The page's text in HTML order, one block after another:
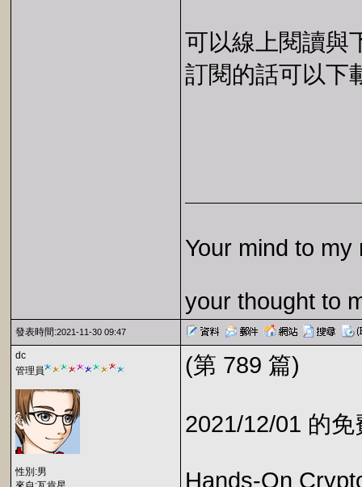
可以線上閱讀與
訂閱的話可以下
Your mind to my
your thought to
發表時間:2021-11-30 09:47
dc
管理員
性別:男
(第 789 篇)
2021/12/01 的
Hands-On